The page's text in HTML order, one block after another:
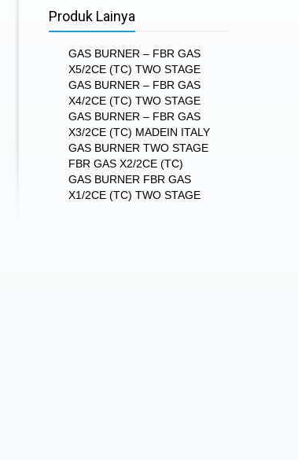
Produk Lainya
GAS BURNER – FBR GAS
X5/2CE (TC) TWO STAGE
GAS BURNER – FBR GAS
X4/2CE (TC) TWO STAGE
GAS BURNER – FBR GAS
X3/2CE (TC) MADEIN ITALY
GAS BURNER TWO STAGE
FBR GAS X2/2CE (TC)
GAS BURNER FBR GAS
X1/2CE (TC) TWO STAGE